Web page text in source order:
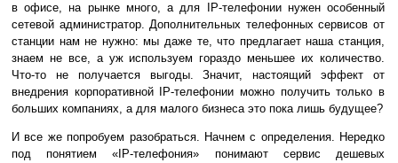
в офисе, на рынке много, а для IP-телефонии нужен особенный
сетевой администратор. Дополнительных телефонных сервисов от
станции нам не нужно: мы даже те, что предлагает наша станция,
знаем не все, а уж используем гораздо меньшее их количество.
Что-то не получается выгоды. Значит, настоящий эффект от
внедрения корпоративной IP-телефонии можно получить только в
больших компаниях, а для малого бизнеса это пока лишь будущее?
И все же попробуем разобраться. Начнем с определения. Нередко
под понятием «IP-телефония» понимают сервис дешевых